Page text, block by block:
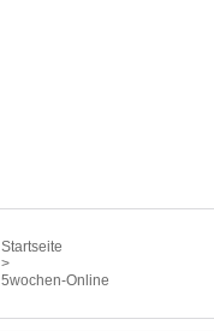
Startseite
>
5wochen-Online